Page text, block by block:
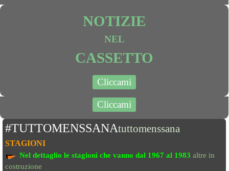
NOTIZIE
NEL
CASSETTO
Cliccami
Cliccami
#TUTTOMENSSANAtuttomenssana
STAGIONI
Nel dettaglio le stagioni che vanno dal 1967 al 1983 altre in
costruzione